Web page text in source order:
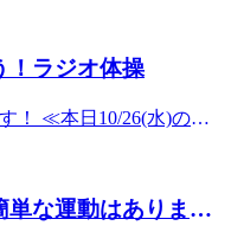
リラ
都世田谷区梅丘1-21-
寺/世田谷代田】電
終受付20:30)土日祝11:00
,経堂,下北沢,小田急線,
々木八幡,三軒茶屋,フッ
ストレッチ・リラク梅ヶ
向けて10
都世田谷区梅丘1-21-
受付20:30)土日祝11:00
々木八幡,三軒茶屋,フッ
はこれをヨ
あるとか。 そのあ
もしました。 舌も
ので虫歯などが防げ、
とのことですよ。 体
せください。 今日
。 「何をする
みほぐす施術のことで
！ラジオ体操
のご
問い合わせください。
単な運動はあります